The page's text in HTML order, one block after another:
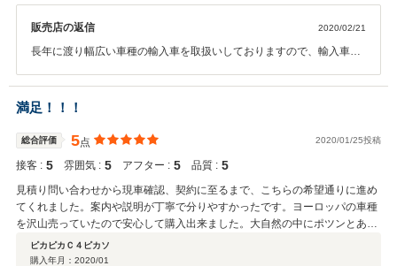
販売店の返信 2020/02/21
長年に渡り幅広い車種の輸入車を取扱いしておりますので、輸入車を
方にご契約を頂いて参りましたが、最近では遠方地域にお住いの方か
らのお求めが非常に増えております。中古車もネットで購入すること
さらに、購入後のメンテナンスにおいても「グーピット」加盟店にて
対応頂けますので最寄りのお店で購入しなくても、ますます選択肢が
広がります。この度は誠にありがとうございました。
満足！！！
総合評価 5点 2020/01/25投稿
接客 : 5 雰囲気 : 5 アフター : 5 品質 : 5
見積り問い合わせから現車確認、契約に至るまで、こちらの希望通りに進め
てくれました。案内や説明が丁寧で分りやすかったです。ヨーロッパの車種
を沢山売っていたので安心して購入出来ました。大自然の中にポツンとある
お店はとても雰囲気が良くおしゃれです。周りの人へお奨めできるショップ
です。
ピカピカＣ４ピカソ
購入年月： 2020/01